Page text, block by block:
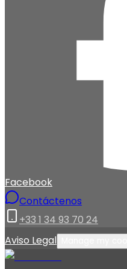
Facebook
Contáctenos
+33 1 34 93 70 24
Aviso Legal